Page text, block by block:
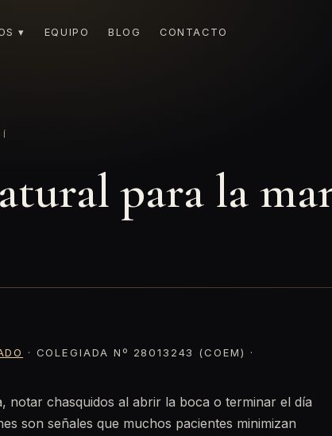
▾ EQUIPO BLOG CONTACTO
para la
· COLEGIADA Nº 28013243 (COEM) ·
notar chasquidos al abrir la boca o terminar el día
son señales que muchos pacientes minimizan